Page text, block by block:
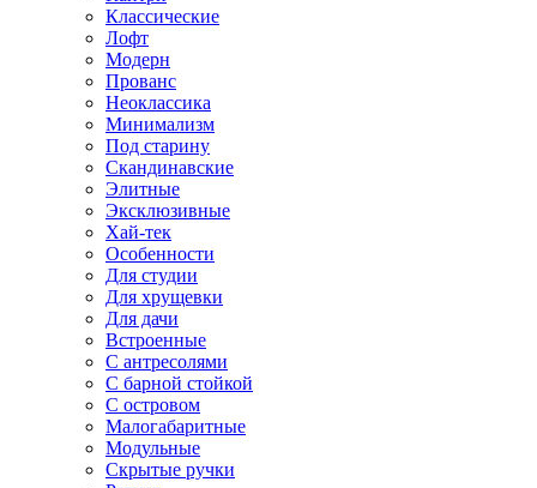
Классические
Лофт
Модерн
Прованс
Неоклассика
Минимализм
Под старину
Скандинавские
Элитные
Эксклюзивные
Хай-тек
Особенности
Для студии
Для хрущевки
Для дачи
Встроенные
С антресолями
С барной стойкой
С островом
Малогабаритные
Модульные
Скрытые ручки